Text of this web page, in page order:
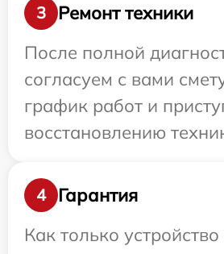
3
Ремонт техники
После полной
согласуем с вами
график работ и
восстановлению
4
Гарантия
Как только